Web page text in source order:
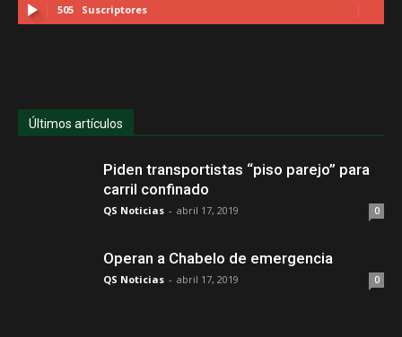
505 Suscriptores
Últimos artículos
Piden transportistas “piso parejo” para
carril confinado
QS Noticias - abril 17, 2019 0
Operan a Chabelo de emergencia
QS Noticias - abril 17, 2019 0